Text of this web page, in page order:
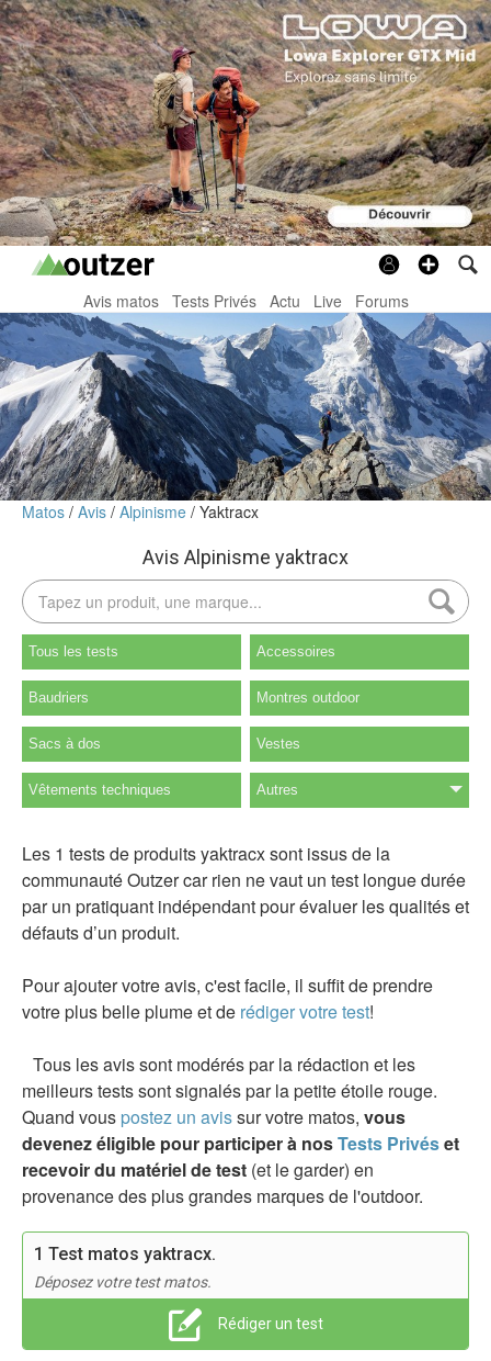
Avis matos Tests Privés Actu Live Forums
Matos Avis Alpinisme Yaktracx
Avis Alpinisme yaktracx
Tous les tests Accessoires
Baudriers Montres outdoor
Sacs à dos Vestes
Vêtements techniques Autres
Les 1 tests de produits yaktracx sont issus de la
communauté Outzer car rien ne vaut un test longue durée
par un pratiquant indépendant pour évaluer les qualités et
défauts d’un produit.
Pour ajouter votre avis, c'est facile, il suffit de prendre
votre plus belle plume et de rédiger votre test!
Tous les avis sont modérés par la rédaction et les
meilleurs tests sont signalés par la petite étoile rouge.
Quand vous postez un avissur votre matos, vous
devenez éligible pour participer à nosTests Privéset
recevoir du matériel de test (et le garder) en
provenance des plus grandes marques de l'outdoor.
1 Test matos yaktracx.
Déposez votre test matos.
Rédiger un test